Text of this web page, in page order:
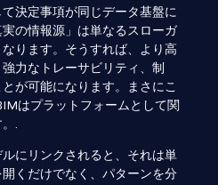
決定事項が同じデータ基盤に
の情報源」は単なるスローガ
ります。そうすれば、より高
力なトレーサビリティ、制
が可能になります。まさにこ
はプラットフォームとして関
.
にリンクされると、それは単
くだけでなく、パターンを分